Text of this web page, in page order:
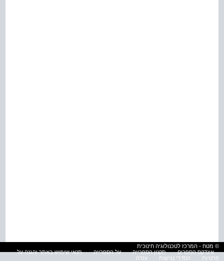
© מטח - המרכז לטכנולוגיה חינוכית
אינדקס הספרים
תקנון הספרייה על הספרייה
תנאי שימוש באתר והגנה על
פרטיות
הסדרי נגישות עזרה